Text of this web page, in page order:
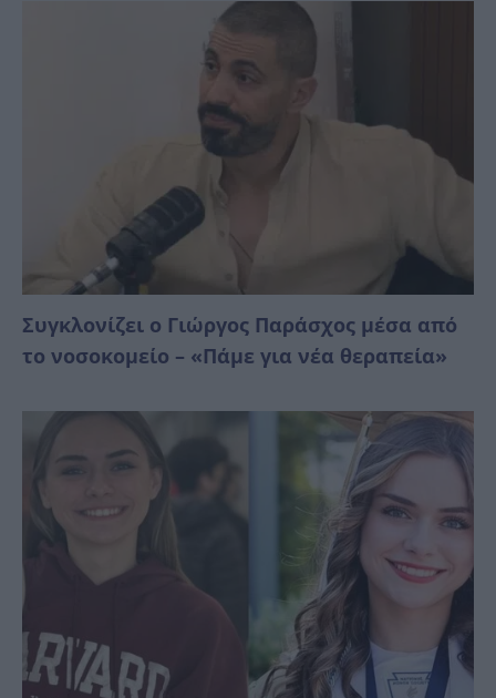
Συγκλονίζει ο Γιώργος Παράσχος μέσα από
το νοσοκομείο – «Πάμε για νέα θεραπεία»